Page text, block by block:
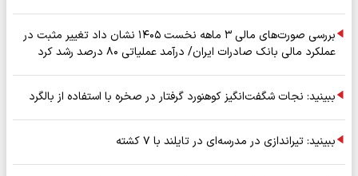
بررسی صورت‌های مالی ۳ ماهه نخست ۱۴۰۵ نشان داد تغییر مثبت در
عملکرد مالی بانک صادرات ایران/ درآمد عملیاتی ۸۰ درصد رشد کرد
ببینید: نجات شگفت‌انگیز کوهنورد گرفتار در صخره با استفاده از بالگرد
ببینید: تیراندازی در مدرسه‌ای در تایلند با ۷ کشته